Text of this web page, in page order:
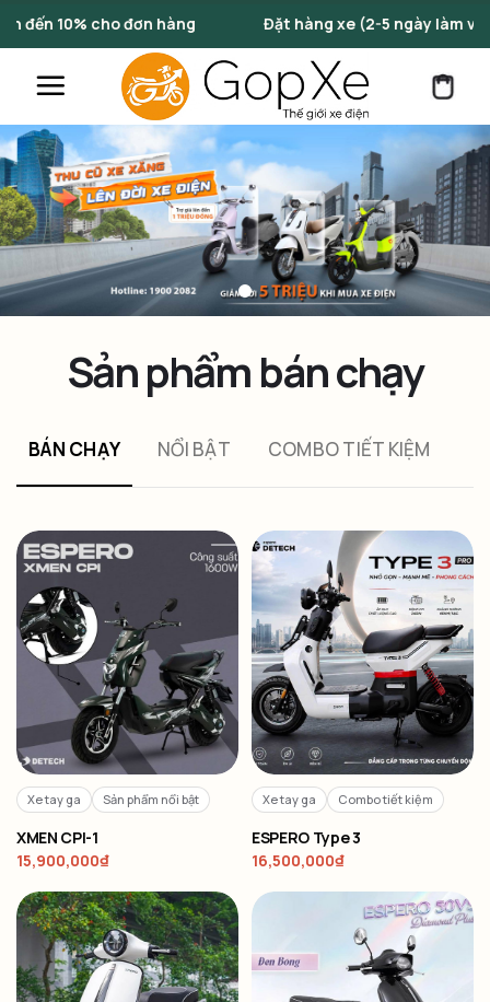
hàng Đặt hàng xe (2-5 ngày làm việc)
Sản phẩm bán chạy
BÁN CHẠY NỔI BẬT COMBO TIẾT KIỆM
Xe tay ga Sản phẩm nổi bật
XMEN CPI-1
15,900,000₫
Xe tay ga Combo tiết kiệm
ESPERO Type 3
16,500,000₫